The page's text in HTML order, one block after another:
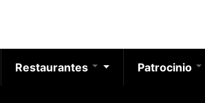
Restaurantes Patrocinio